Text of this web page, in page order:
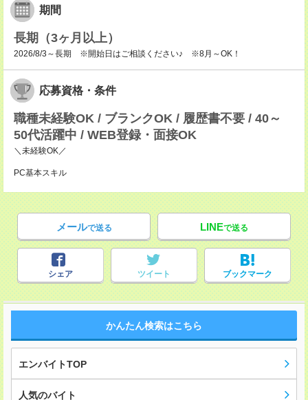
期間
長期（3ヶ月以上）
2026/8/3～長期 ※開始日はご相談ください♪ ※8月～OK！
応募資格・条件
職種未経験OK / ブランクOK / 履歴書不要 / 40～
50代活躍中 / WEB登録・面接OK
＼未経験OK／
PC基本スキル
メールで送る LINEで送る
シェア ツイート ブックマーク
かんたん検索はこちら
エンバイトTOP
人気のバイト